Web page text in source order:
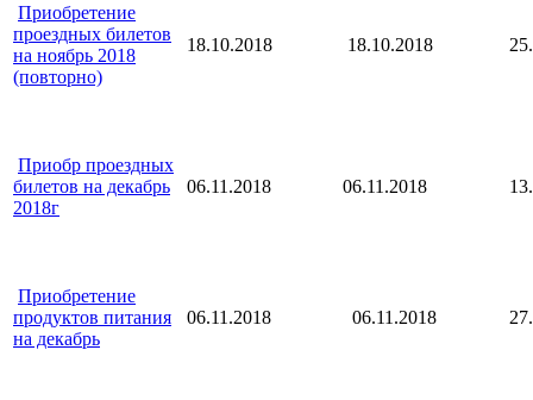
Приобретение
проездных билетов
на ноябрь 2018
(повторно)
18.10.2018 18.10.2018
Приобр проездных
билетов на декабрь
2018г
06.11.2018 06.11.2018
Приобретение
продуктов питания
на декабрь
06.11.2018 06.11.2018